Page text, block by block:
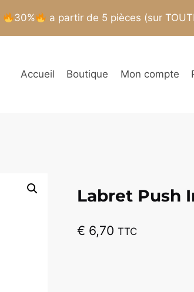
30% a partir de 5 pièces (sur
Accueil Boutique Mon compte
Labret Push
€ 6,70 TTC